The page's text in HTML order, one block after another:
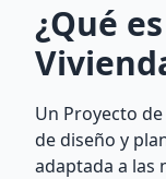
¿Qué
Un Proyecto
de diseño y
adaptada a las